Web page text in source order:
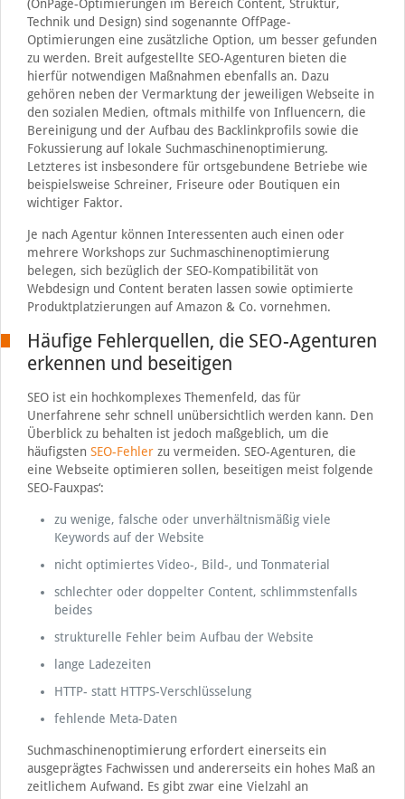
(OnPage-Optimierungen im Bereich Content, Struktur,
Technik und Design) sind sogenannte OffPage-
Optimierungen eine zusätzliche Option, um besser gefunden
zu werden. Breit aufgestellte SEO-Agenturen bieten die
hierfür notwendigen Maßnahmen ebenfalls an. Dazu
gehören neben der Vermarktung der jeweiligen Webseite in
den sozialen Medien, oftmals mithilfe von Influencern, die
Bereinigung und der Aufbau des Backlinkprofils sowie die
Fokussierung auf lokale Suchmaschinenoptimierung.
Letzteres ist insbesondere für ortsgebundene Betriebe wie
beispielsweise Schreiner, Friseure oder Boutiquen ein
wichtiger Faktor.
Je nach Agentur können Interessenten auch einen oder
mehrere Workshops zur Suchmaschinenoptimierung
belegen, sich bezüglich der SEO-Kompatibilität von
Webdesign und Content beraten lassen sowie optimierte
Produktplatzierungen auf Amazon & Co. vornehmen.
Häufige Fehlerquellen, die SEO-Agenturen
erkennen und beseitigen
SEO ist ein hochkomplexes Themenfeld, das für
Unerfahrene sehr schnell unübersichtlich werden kann. Den
Überblick zu behalten ist jedoch maßgeblich, um die
häufigsten SEO-Fehlerzu vermeiden. SEO-Agenturen, die
eine Webseite optimieren sollen, beseitigen meist folgende
SEO-Fauxpas‘:
zu wenige, falsche oder unverhältnismäßig viele
Keywords auf der Website
nicht optimiertes Video-, Bild-, und Tonmaterial
schlechter oder doppelter Content, schlimmstenfalls
beides
strukturelle Fehler beim Aufbau der Website
lange Ladezeiten
HTTP- statt HTTPS-Verschlüsselung
fehlende Meta-Daten
Suchmaschinenoptimierung erfordert einerseits ein
ausgeprägtes Fachwissen und andererseits ein hohes Maß an
zeitlichem Aufwand. Es gibt zwar eine Vielzahl an